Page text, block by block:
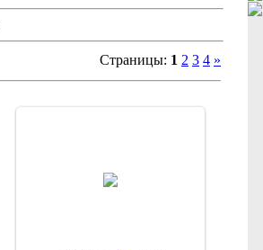
Страницы: 1 2 3 4 »